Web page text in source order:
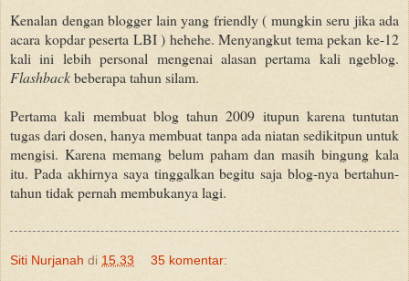
Kenalan dengan blogger lain yang friendly ( mungkin seru jika ada
acara kopdar peserta LBI ) hehehe. Menyangkut tema pekan ke-12
kali ini lebih personal mengenai alasan pertama kali ngeblog.
Flashbackbeberapa tahun silam.
Pertama kali membuat blog tahun 2009 itupun karena tuntutan
tugas dari dosen, hanya membuat tanpa ada niatan sedikitpun untuk
mengisi. Karena memang belum paham dan masih bingung kala
itu. Pada akhirnya saya tinggalkan begitu saja blog-nya bertahun-
tahun tidak pernah membukanya lagi.
Siti Nurjanah di 15.33 35 komentar: